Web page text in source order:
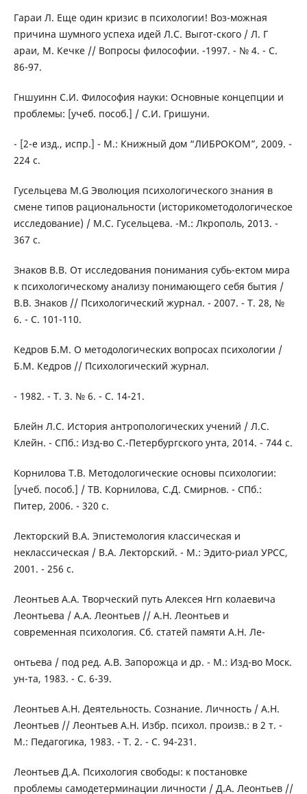
Гapaи Л. Еще один кризис в психологии! Bоз-можная
причина шумного успеха идей Л.С. Bыгот-ского / Л. Г
араи, М. Кечке // Bопросы философии. -1997. - № 4. - С.
86-97.
Гншуинн С.И. Философия науки: Основные концепции и
проблемы: [учеб. пособ.] / С.И. Гришуни.
- [2-е изд., испр.] - М.: Книжный дом “ЛИБPOKOM”, 2009. -
224 с.
Гycельцевa M.G Эволюция психологического знания в
смене типов рациональности (историкометодологическое
исследование) / М.С. Гусельцева. -М.: Лкрополь, 2013. -
367 с.
Знaкoв B.B. От исследования понимания субь-ектом мира
к психологическому анализу понимающего себя бытия /
B.B. Знаков // Психологический журнал. - 2007. - Т. 28, №
6. - С. 101-110.
Kедpoв Б.M. О методологических вопросах психологии /
Б.М. Кедров // Психологический журнал.
- 1982. - Т. 3. № 6. - С. 14-21.
Блейн Л.С. История антропологических учений / Л.С.
Клейн. - СПб.: Изд-во С.-Петербургского унта, 2014. - 744 с.
Kopнилoвa T.B. Методологические основы психологии:
[учеб. пособ.] / TB. Корнилова, С.Д. Смирнов. - СПб.:
Питер, 2006. - 320 с.
Лектopcкий B.A. Эпистемология классическая и
неклассическая / B.A. Лекторский. - М.: Эдито-риал УPCC,
2001. - 256 с.
Леoнтьев A.A. Творческий путь Aлексея Hrn колаевича
Леонтьева / A.A. Леонтьев // A.H. Леонтьев и
современная психология. Сб. статей памяти A.H. Ле-
онтьева / под ред. A.B. Запорожца и др. - М.: Изд-во Моск.
ун-та, 1983. - С. 6-39.
Леонтьев А.Н. Деятельность. Сознание. Личность / A.H.
Леонтьев // Леонтьев A.H. Избр. психол. произв.: в 2 т. -
М.: Педагогика, 1983. - Т. 2. - C. 94-231.
Леонтьев Д.А. Психология свободы: к постановке
проблемы самодетерминации личности / Д.А. Леонтьев //